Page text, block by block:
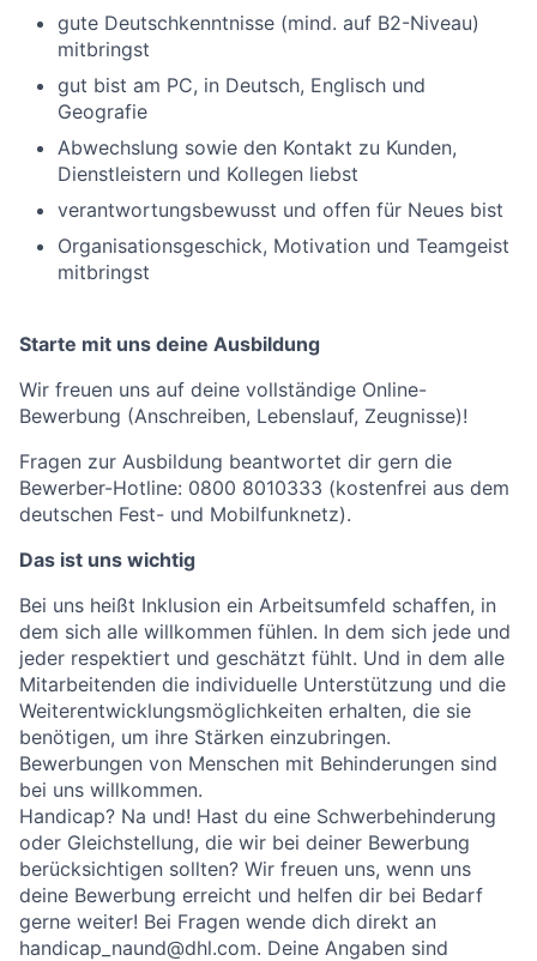
gute Deutschkenntnisse (mind. auf B2-Niveau)
mitbringst
gut bist am PC, in Deutsch, Englisch und
Geografie
Abwechslung sowie den Kontakt zu Kunden,
Dienstleistern und Kollegen liebst
verantwortungsbewusst und offen für Neues bist
Organisationsgeschick, Motivation und Teamgeist
mitbringst
Starte mit uns deine Ausbildung
Wir freuen uns auf deine vollständige Online-
Bewerbung (Anschreiben, Lebenslauf, Zeugnisse)!
Fragen zur Ausbildung beantwortet dir gern die
Bewerber-Hotline: 0800 8010333 (kostenfrei aus dem
deutschen Fest- und Mobilfunknetz).
Das ist uns wichtig
Bei uns heißt Inklusion ein Arbeitsumfeld schaffen, in
dem sich alle willkommen fühlen. In dem sich jede und
jeder respektiert und geschätzt fühlt. Und in dem alle
Mitarbeitenden die individuelle Unterstützung und die
Weiterentwicklungsmöglichkeiten erhalten, die sie
benötigen, um ihre Stärken einzubringen.
Bewerbungen von Menschen mit Behinderungen sind
bei uns willkommen.
Handicap? Na und! Hast du eine Schwerbehinderung
oder Gleichstellung, die wir bei deiner Bewerbung
berücksichtigen sollten? Wir freuen uns, wenn uns
deine Bewerbung erreicht und helfen dir bei Bedarf
gerne weiter! Bei Fragen wende dich direkt an
handicap_naund@dhl.com. Deine Angaben sind